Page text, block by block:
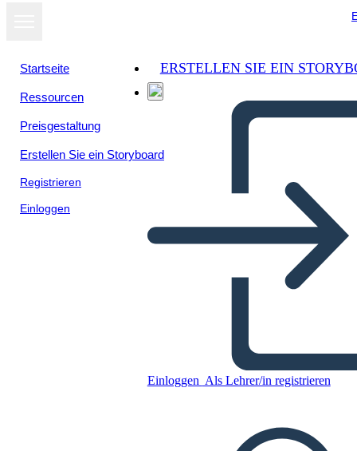
Startseite
Ressourcen
Preisgestaltung
Erstellen Sie ein Storyboard
Registrieren
Einloggen
ERSTELLEN SIE EIN
Einloggen Als Lehrer/in registrieren
13 רצף שעונים של אירועים
ERSTELLEN SIE EIN STORYBOARD